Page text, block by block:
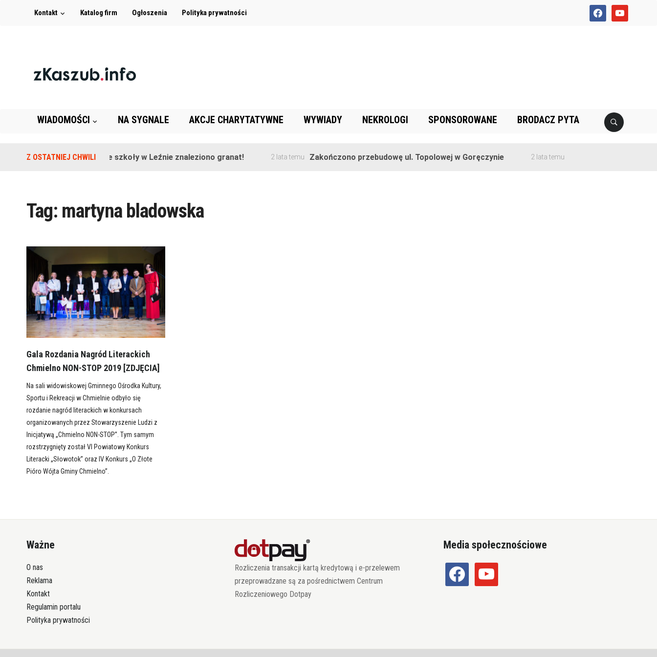
facebookyoutube
Kontakt Katalog firm Ogłoszenia Polityka prywatności
WIADOMOŚCI NA SYGNALE AKCJE CHARYTATYWNE WYWIADY NEKROLOGI SPONSOROWANE BRODACZ PYTA
Z OSTATNIEJ CHWILINa terenie szkoły w Leźnie znaleziono granat! 2 lata temu Zakończono przebudowę ul. Topolowej w Goręczynie 2 lata temu
Tag: martyna bladowska
Gala Rozdania Nagród Literackich
Chmielno NON-STOP 2019 [ZDJĘCIA]
Na sali widowiskowej Gminnego Ośrodka Kultury,
Sportu i Rekreacji w Chmielnie odbyło się
rozdanie nagród literackich w konkursach
organizowanych przez Stowarzyszenie Ludzi z
Inicjatywą „Chmielno NON-STOP”. Tym samym
rozstrzygnięty został VI Powiatowy Konkurs
Literacki „Słowotok” oraz IV Konkurs „O Złote
Pióro Wójta Gminy Chmielno”.
Ważne
O nas
Reklama
Kontakt
Regulamin portalu
Polityka prywatności
Rozliczenia transakcji kartą kredytową i e-przelewem
przeprowadzane są za pośrednictwem Centrum
Rozliczeniowego Dotpay
Media społecznościowe
facebook youtube